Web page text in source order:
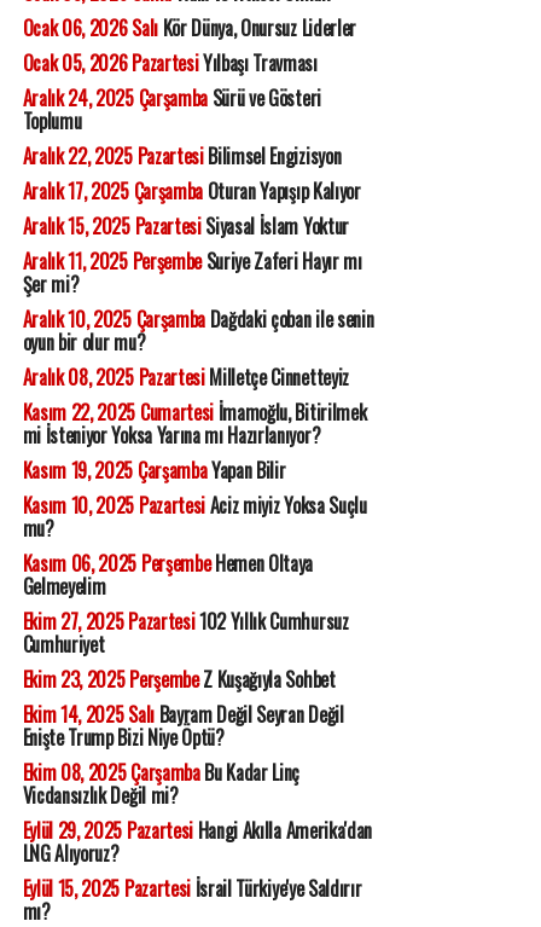
Ocak 06, 2026 SalıKör Dünya, Onursuz Liderler
Ocak 05, 2026 PazartesiYılbaşı Travması
Aralık 24, 2025 ÇarşambaSürü ve Gösteri
Toplumu
Aralık 22, 2025 PazartesiBilimsel Engizisyon
Aralık 17, 2025 ÇarşambaOturan Yapışıp Kalıyor
Aralık 15, 2025 PazartesiSiyasal İslam Yoktur
Aralık 11, 2025 PerşembeSuriye Zaferi Hayır mı
Şer mi?
Aralık 10, 2025 ÇarşambaDağdaki çoban ile senin
oyun bir olur mu?
Aralık 08, 2025 PazartesiMilletçe Cinnetteyiz
Kasım 22, 2025 Cumartesiİmamoğlu, Bitirilmek
mi İsteniyor Yoksa Yarına mı Hazırlanıyor?
Kasım 19, 2025 ÇarşambaYapan Bilir
Kasım 10, 2025 PazartesiAciz miyiz Yoksa Suçlu
mu?
Kasım 06, 2025 PerşembeHemen Oltaya
Gelmeyelim
Ekim 27, 2025 Pazartesi102 Yıllık Cumhursuz
Cumhuriyet
Ekim 23, 2025 PerşembeZ Kuşağıyla Sohbet
Ekim 14, 2025 SalıBayram Değil Seyran Değil
Enişte Trump Bizi Niye Öptü?
Ekim 08, 2025 ÇarşambaBu Kadar Linç
Vicdansızlık Değil mi?
Eylül 29, 2025 PazartesiHangi Akılla Amerika'dan
LNG Alıyoruz?
Eylül 15, 2025 Pazartesiİsrail Türkiye'ye Saldırır
mı?